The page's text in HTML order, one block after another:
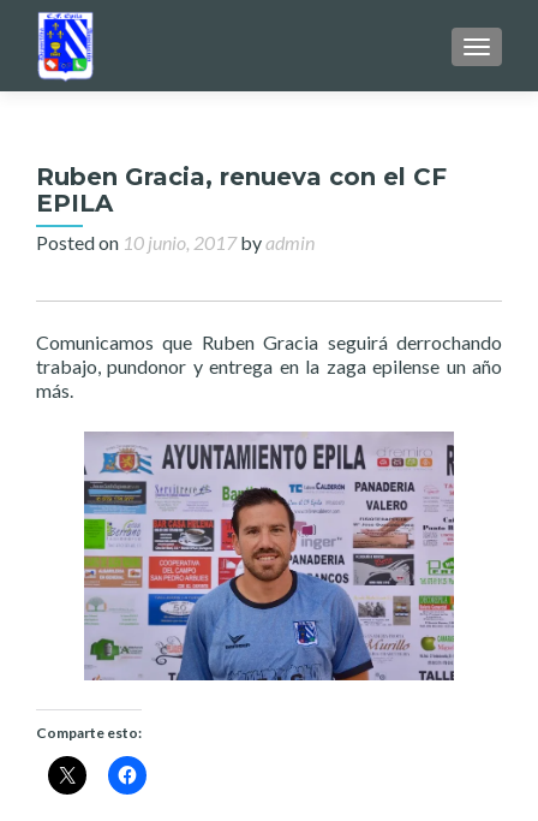
Ruben Gracia, renueva con el CF
EPILA
Posted on 10 junio, 2017byadmin
Comunicamos que Ruben Gracia seguirá derrochando
trabajo, pundonor y entrega en la zaga epilense un año
más.
Comparte esto: